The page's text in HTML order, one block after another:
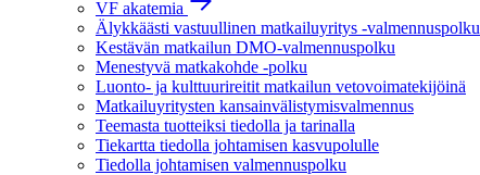
VF akatemia
Älykkäästi vastuullinen matkailuyritys -valmennuspolku
Kestävän matkailun DMO-valmennuspolku
Menestyvä matkakohde -polku
Luonto- ja kulttuurireitit matkailun vetovoimatekijöinä
Matkailuyritysten kansainvälistymisvalmennus
Teemasta tuotteiksi tiedolla ja tarinalla
Tiekartta tiedolla johtamisen kasvupolulle
Tiedolla johtamisen valmennuspolku